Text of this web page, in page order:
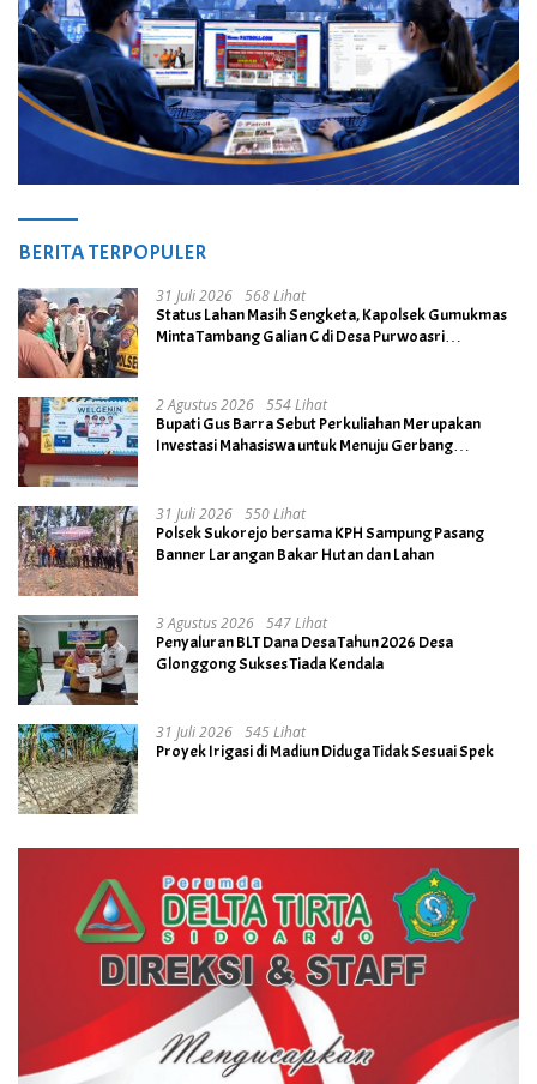
BERITA TERPOPULER
31 Juli 2026 568 Lihat
Status Lahan Masih Sengketa, Kapolsek Gumukmas
Minta Tambang Galian C di Desa Purwoasri
2 Agustus 2026 554 Lihat
Bupati Gus Barra Sebut Perkuliahan Merupakan
Investasi Mahasiswa untuk Menuju Gerbang
31 Juli 2026 550 Lihat
Polsek Sukorejo bersama KPH Sampung Pasang
Banner Larangan Bakar Hutan dan Lahan
3 Agustus 2026 547 Lihat
Penyaluran BLT Dana Desa Tahun 2026 Desa
Glonggong Sukses Tiada Kendala
31 Juli 2026 545 Lihat
Proyek Irigasi di Madiun Diduga Tidak Sesuai Spek